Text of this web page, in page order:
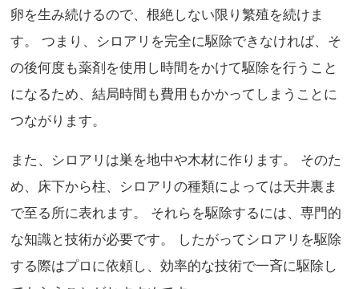
卵を生み続けるので、根絶しない限り繁殖を続けま
す。 つまり、シロアリを完全に駆除できなければ、そ
の後何度も薬剤を使用し時間をかけて駆除を行うこと
になるため、結局時間も費用もかかってしまうことに
つながります。
また、シロアリは巣を地中や木材に作ります。 そのた
め、床下から柱、シロアリの種類によっては天井裏ま
で至る所に表れます。 それらを駆除するには、専門的
な知識と技術が必要です。 したがってシロアリを駆除
する際はプロに依頼し、効率的な技術で一斉に駆除し